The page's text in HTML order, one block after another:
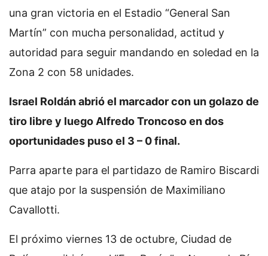
una gran victoria en el Estadio “General San
Martín” con mucha personalidad, actitud y
autoridad para seguir mandando en soledad en la
Zona 2 con 58 unidades.
Israel Roldán abrió el marcador con un golazo de
tiro libre y luego Alfredo Troncoso en dos
oportunidades puso el 3 – 0 final.
Parra aparte para el partidazo de Ramiro Biscardi
que atajo por la suspensión de Maximiliano
Cavallotti.
El próximo viernes 13 de octubre, Ciudad de